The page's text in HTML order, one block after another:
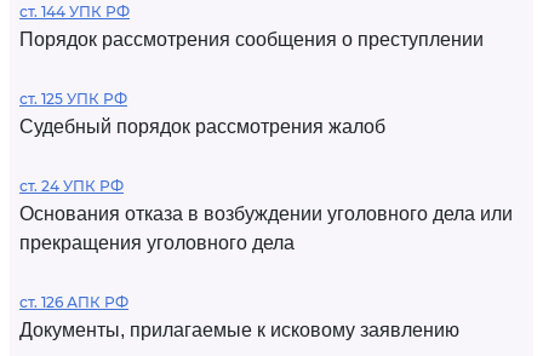
ст. 144 УПК РФ
Порядок рассмотрения сообщения о преступлении
ст. 125 УПК РФ
Судебный порядок рассмотрения жалоб
ст. 24 УПК РФ
Основания отказа в возбуждении уголовного дела или
прекращения уголовного дела
ст. 126 АПК РФ
Документы, прилагаемые к исковому заявлению